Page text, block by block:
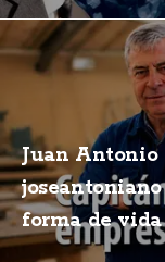
Juan Antonio
forma de vida